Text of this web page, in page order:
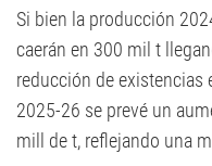
Si bien la producción
caerán en 300 mil t
reducción de existencias
2025-26 se prevé un
mill de t, reflejando una